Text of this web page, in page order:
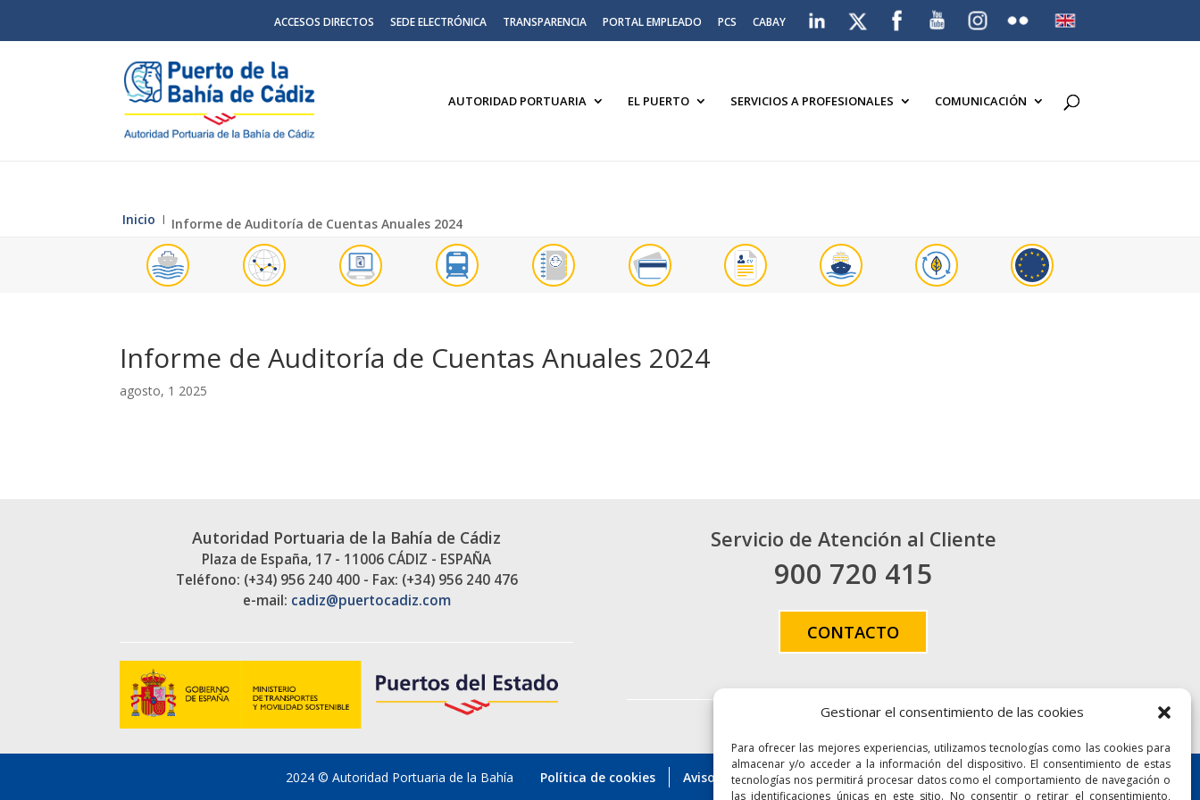
Gestionar el consentimiento de las cookies
Para ofrecer las mejores experiencias, utilizamos tecnologías como las cookies para
almacenar y/o acceder a la información del dispositivo. El consentimiento de estas
tecnologías nos permitirá procesar datos como el comportamiento de navegación o
las identificaciones únicas en este sitio. No consentir o retirar el consentimiento,
ACCESOS DIRECTOS SEDE ELECTRÓNICA TRANSPARENCIA PORTAL EMPLEADO PCS CABAY
AUTORIDAD PORTUARIA EL PUERTO SERVICIOS A PROFESIONALES COMUNICACIÓN
Inicio Ι Informe de Auditoría de Cuentas Anuales 2024
Informe de Auditoría de Cuentas Anuales 2024
agosto, 1 2025
Autoridad Portuaria de la Bahía de Cádiz
Plaza de España, 17 - 11006 CÁDIZ - ESPAÑA
Teléfono: (+34) 956 240 400 - Fax: (+34) 956 240 476
e-mail: cadiz@puertocadiz.com
Servicio de Atención al Cliente
900 720 415
CONTACTO
2024 © Autoridad Portuaria de la Bahía Política de cookies Aviso legal Política de privacidad